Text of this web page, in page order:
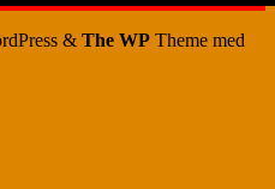
& The WP Theme med